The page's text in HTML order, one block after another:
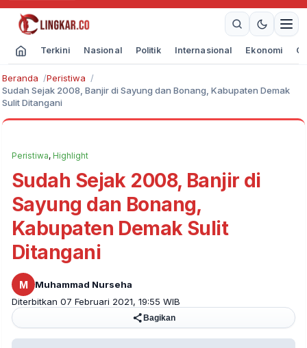
Terkini Nasional Politik Internasional Ekonomi
Beranda
Peristiwa
Sudah Sejak 2008, Banjir di Sayung dan Bonang, Kabupaten Demak
Sulit Ditangani
Peristiwa, Highlight
Sudah Sejak 2008, Banjir di
Sayung dan Bonang,
Kabupaten Demak Sulit
Ditangani
M
Muhammad Nurseha
Diterbitkan 07 Februari 2021, 19:55 WIB
Bagikan